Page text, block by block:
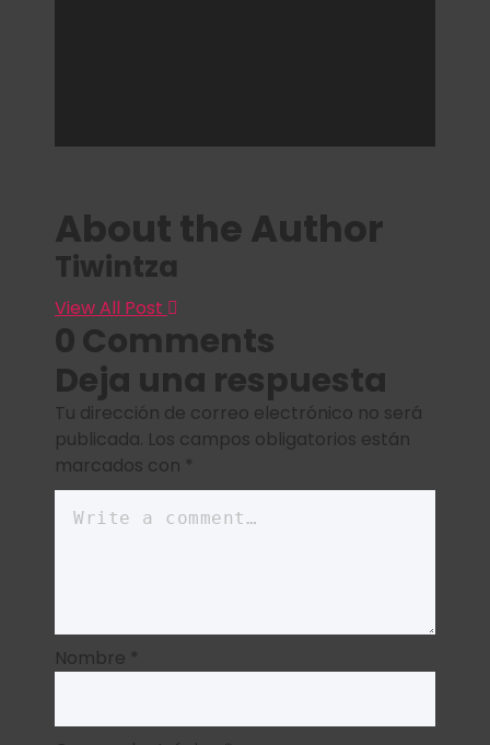
About the Author
Tiwintza
View All Post
0 Comments
Deja una respuesta
Tu dirección de correo electrónico no será
publicada. Los campos obligatorios están
marcados con *
Nombre *